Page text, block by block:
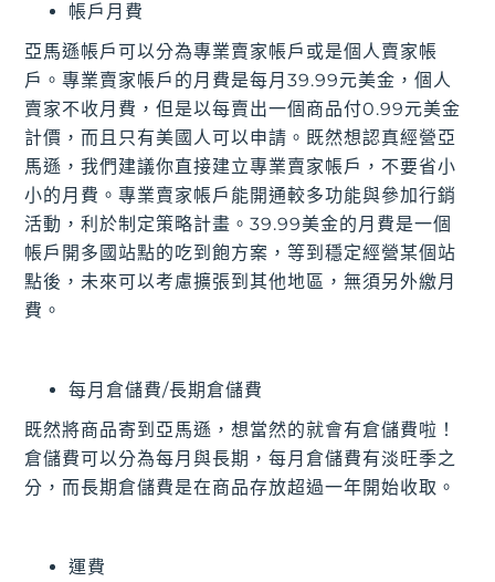
帳戶月費
亞馬遜帳戶可以分為專業賣家帳戶或是個人賣家帳
戶。專業賣家帳戶的月費是每月39.99元美金，個人
賣家不收月費，但是以每賣出一個商品付0.99元美金
計價，而且只有美國人可以申請。既然想認真經營亞
馬遜，我們建議你直接建立專業賣家帳戶，不要省小
小的月費。專業賣家帳戶能開通較多功能與參加行銷
活動，利於制定策略計畫。39.99美金的月費是一個
帳戶開多國站點的吃到飽方案，等到穩定經營某個站
點後，未來可以考慮擴張到其他地區，無須另外繳月
費。
每月倉儲費/長期倉儲費
既然將商品寄到亞馬遜，想當然的就會有倉儲費啦！
倉儲費可以分為每月與長期，每月倉儲費有淡旺季之
分，而長期倉儲費是在商品存放超過一年開始收取。
運費